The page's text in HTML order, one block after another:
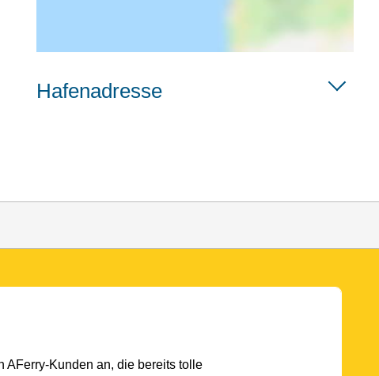
Hafenadresse
AFerry-Kunden an, die bereits tolle